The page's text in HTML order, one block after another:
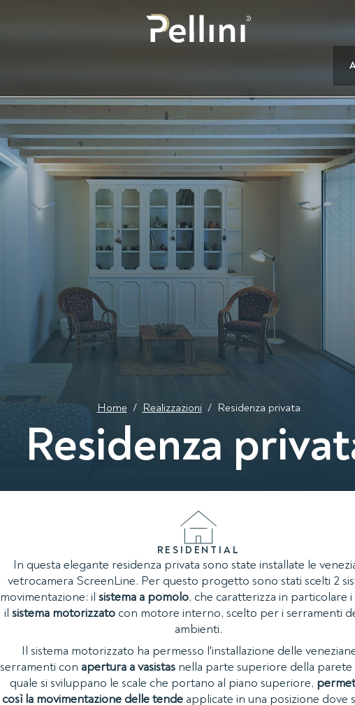
Home / Realizzazioni / Residenza privata
Residenza
RESIDENTIAL
In questa elegante residenza privata sono state installate le
vetrocamera ScreenLine. Per questo progetto sono stati scelti 2
movimentazione: ilsistema a pomolo, che caratterizza in particolare i
il sistema motorizzatocon motore interno, scelto per i serramenti
ambienti.
Il sistema motorizzato ha permesso l'installazione delle
serramenti conapertura a vasistas nella parte superiore della
quale si sviluppano le scale che portano al piano superiore,
così la movimentazione delle tende applicate in una posizione dove